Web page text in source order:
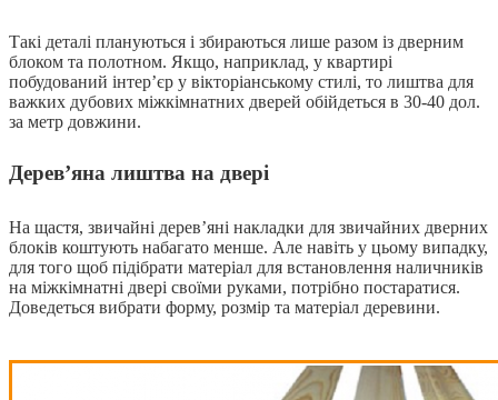
Такі деталі плануються і збираються лише разом із дверним
блоком та полотном. Якщо, наприклад, у квартирі
побудований інтер’єр у вікторіанському стилі, то лиштва для
важких дубових міжкімнатних дверей обійдеться в 30-40 дол.
за метр довжини.
Дерев’яна лиштва на двері
На щастя, звичайні дерев’яні накладки для звичайних дверних
блоків коштують набагато менше. Але навіть у цьому випадку,
для того щоб підібрати матеріал для встановлення наличників
на міжкімнатні двері своїми руками, потрібно постаратися.
Доведеться вибрати форму, розмір та матеріал деревини.